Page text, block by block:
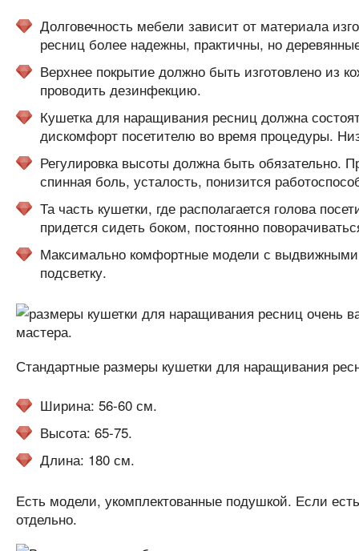
Долговечность мебели зависит от материала
ресниц более надежны, практичны, но
Верхнее покрытие должно быть изготовлено из
проводить дезинфекцию.
Кушетка для наращивания ресниц должна
дискомфорт посетителю во время процедуры.
Регулировка высоты должна быть обязательно.
спинная боль, усталость, понизится
Та часть кушетки, где располагается голова
придется сидеть боком, постоянно
Максимально комфортные модели с
подсветку.
Стандартные размеры кушетки для наращивания
Ширина: 56-60 см.
Высота: 65-75.
Длина: 180 см.
Есть модели, укомплектованные подушкой. Если
отдельно.